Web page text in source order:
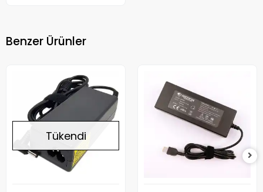
Benzer Ürünler
Tükendi